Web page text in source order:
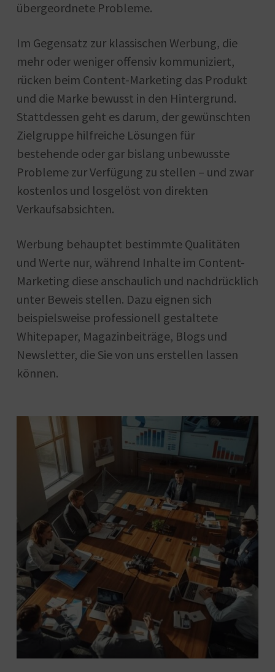
übergeordnete Probleme.
Im Gegensatz zur klassischen Werbung, die
mehr oder weniger offensiv kommuniziert,
rücken beim Content-Marketing das Produkt
und die Marke bewusst in den Hintergrund.
Stattdessen geht es darum, der gewünschten
Zielgruppe hilfreiche Lösungen für
bestehende oder gar bislang unbewusste
Probleme zur Verfügung zu stellen – und zwar
kostenlos und losgelöst von direkten
Verkaufsabsichten.
Werbung behauptet bestimmte Qualitäten
und Werte nur, während Inhalte im Content-
Marketing diese anschaulich und nachdrücklich
unter Beweis stellen. Dazu eignen sich
beispielsweise professionell gestaltete
Whitepaper, Magazinbeiträge, Blogs und
Newsletter, die Sie von uns erstellen lassen
können.